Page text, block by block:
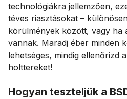
technológiákra jellemzően,
téves riasztásokat –
körülmények között, vagy ha
vannak. Maradj éber minden
lehetséges, mindig ellenőrizd
holttereket!
Hogyan teszteljük a